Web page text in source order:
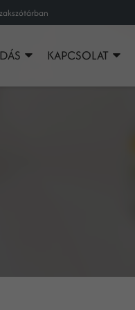
KAPCSOLAT